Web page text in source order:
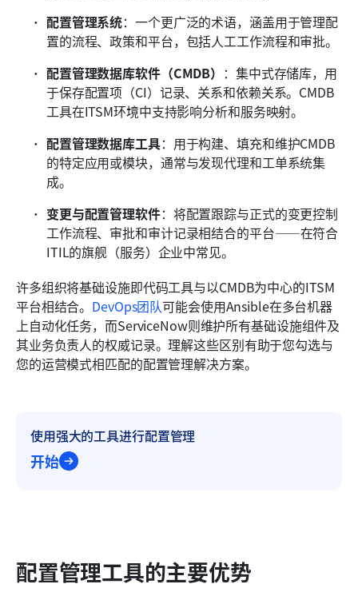
配置管理系统：一个更广泛的术语，涵盖用于管理配
置的流程、政策和平台，包括人工工作流程和审批。
配置管理数据库软件（CMDB） ：集中式存储库，用
于保存配置项（CI）记录、关系和依赖关系。CMDB
工具在ITSM环境中支持影响分析和服务映射。
配置管理数据库工具：用于构建、填充和维护CMDB
的特定应用或模块，通常与发现代理和工单系统集
成。
变更与配置管理软件：将配置跟踪与正式的变更控制
工作流程、审批和审计记录相结合的平台——在符合
ITIL的旗舰（服务）企业中常见。
许多组织将基础设施即代码工具与以CMDB为中心的ITSM
平台相结合。 DevOps团队可能会使用Ansible在多台机器
上自动化任务，而ServiceNow则维护所有基础设施组件及
其业务负责人的权威记录。理解这些区别有助于您勾选与
您的运营模式相匹配的配置管理解决方案。
使用强大的工具进行配置管理
开始
配置管理工具的主要优势